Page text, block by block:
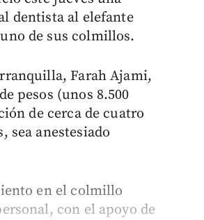
dentista al elefante
de sus colmillos.
Farah Ajami,
pesos (unos 8.500
de cerca de cuatro
sea anestesiado
en el colmillo
con el apoyo de